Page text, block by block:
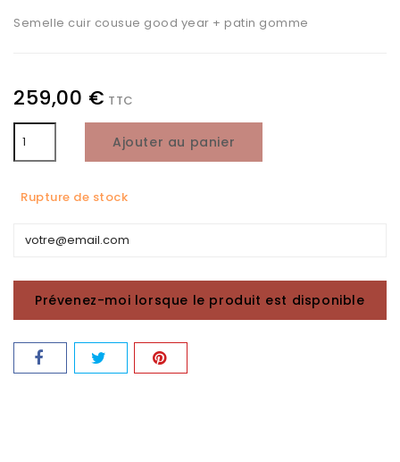
Semelle cuir cousue good year + patin gomme
259,00 € TTC
Ajouter au panier
Rupture de stock
Prévenez-moi lorsque le produit est disponible